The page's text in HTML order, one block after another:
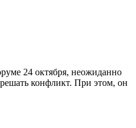
24 октября, неожиданно
конфликт. При этом, он